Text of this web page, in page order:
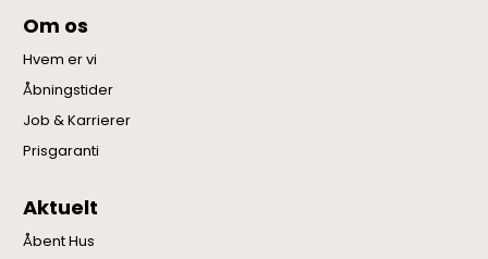
Om os
Hvem er vi
Åbningstider
Job & Karrierer
Prisgaranti
Aktuelt
Åbent Hus